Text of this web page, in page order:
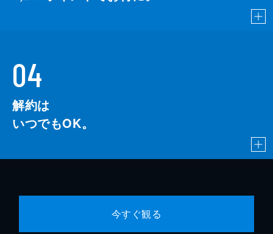
04
解約は
いつでもOK。
今すぐ観る